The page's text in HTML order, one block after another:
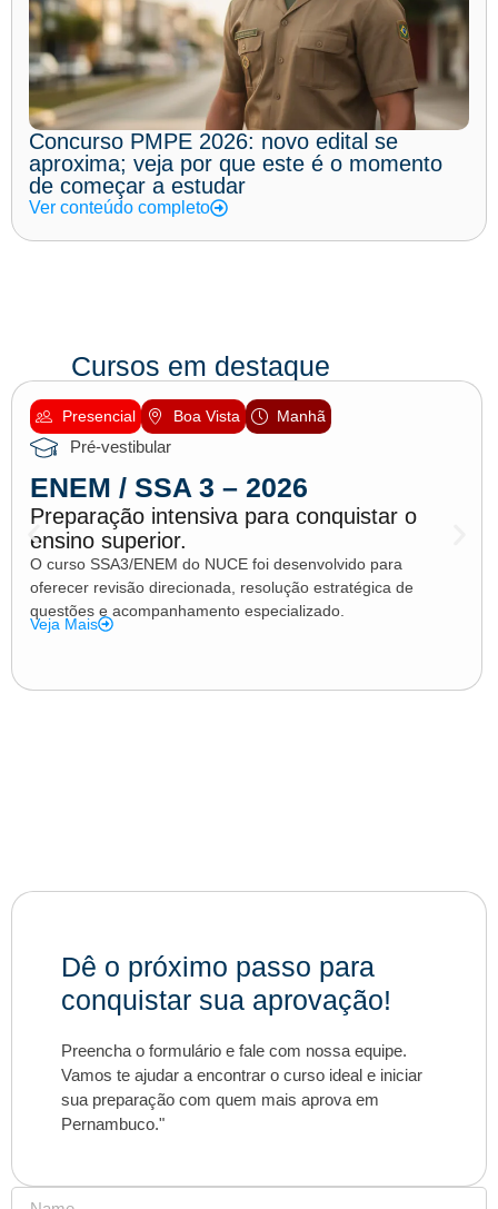
Concurso PMPE 2026: novo edital se
aproxima; veja por que este é o momento
de começar a estudar
Ver conteúdo completo
Cursos em destaque
Presencial Boa Vista Manhã
Pré-vestibular
ENEM / SSA 3 – 2026
Preparação intensiva para conquistar o
ensino superior.
O curso SSA3/ENEM do NUCE foi desenvolvido para
oferecer revisão direcionada, resolução estratégica de
questões e acompanhamento especializado.
Veja Mais
Dê o próximo passo para
conquistar sua aprovação!
Preencha o formulário e fale com nossa equipe.
Vamos te ajudar a encontrar o curso ideal e iniciar
sua preparação com quem mais aprova em
Pernambuco."